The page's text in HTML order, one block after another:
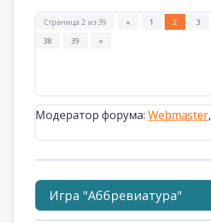
Страница 2 из 39 « 1 2 3
38
39 »
Модератор форума: Webmaster,
Игра "Аббревиатура"